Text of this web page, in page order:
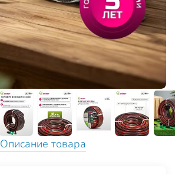
Описание товара